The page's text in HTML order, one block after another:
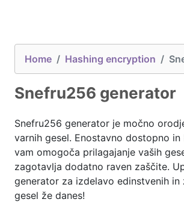
Home Hashing encryption
Snefru256 generator
Snefru256 generator je močno
varnih gesel. Enostavno dostopno in
vam omogoča prilagajanje vaših
zagotavlja dodatno raven zaščite.
generator za izdelavo edinstvenih in
gesel že danes!